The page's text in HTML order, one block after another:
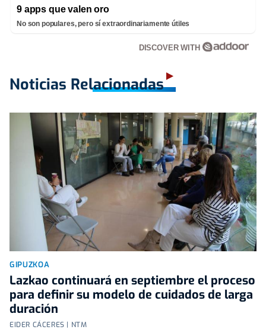
9 apps que valen oro
No son populares, pero sí extraordinariamente útiles
DISCOVER WITH
Noticias Relacionadas
GIPUZKOA
Lazkao continuará en septiembre el proceso
para definir su modelo de cuidados de larga
duración
EIDER CÁCERES | NTM